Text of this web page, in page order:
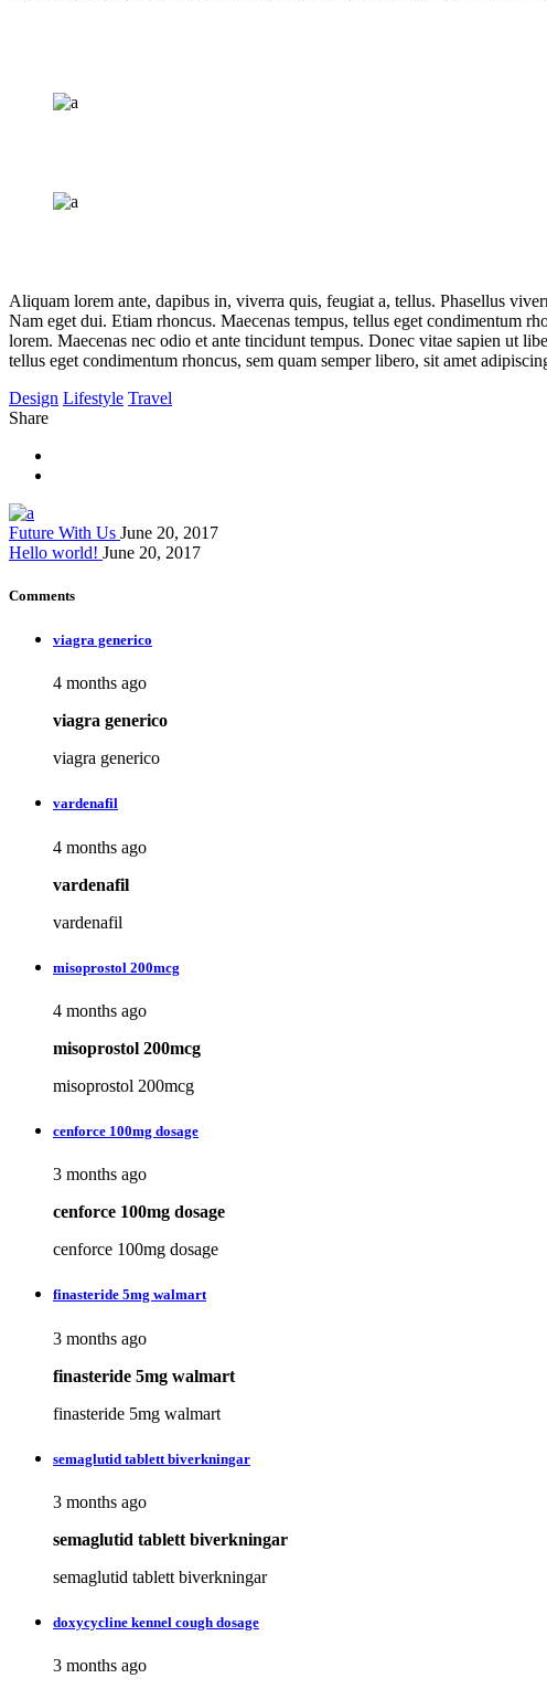
Aliquam lorem ante, dapibus in, viverra quis, feugiat a, tellus. Phasellus
Nam eget dui. Etiam rhoncus. Maecenas tempus, tellus eget condimentum
lorem. Maecenas nec odio et ante tincidunt tempus. Donec vitae sapien ut
tellus eget condimentum rhoncus, sem quam semper libero, sit amet
Design Lifestyle Travel
Share
Future With Us June 20, 2017
Hello world! June 20, 2017
Comments
viagra generico
4 months ago
viagra generico
viagra generico
vardenafil
4 months ago
vardenafil
vardenafil
misoprostol 200mcg
4 months ago
misoprostol 200mcg
misoprostol 200mcg
cenforce 100mg dosage
3 months ago
cenforce 100mg dosage
cenforce 100mg dosage
finasteride 5mg walmart
3 months ago
finasteride 5mg walmart
finasteride 5mg walmart
semaglutid tablett biverkningar
3 months ago
semaglutid tablett biverkningar
semaglutid tablett biverkningar
doxycycline kennel cough dosage
3 months ago